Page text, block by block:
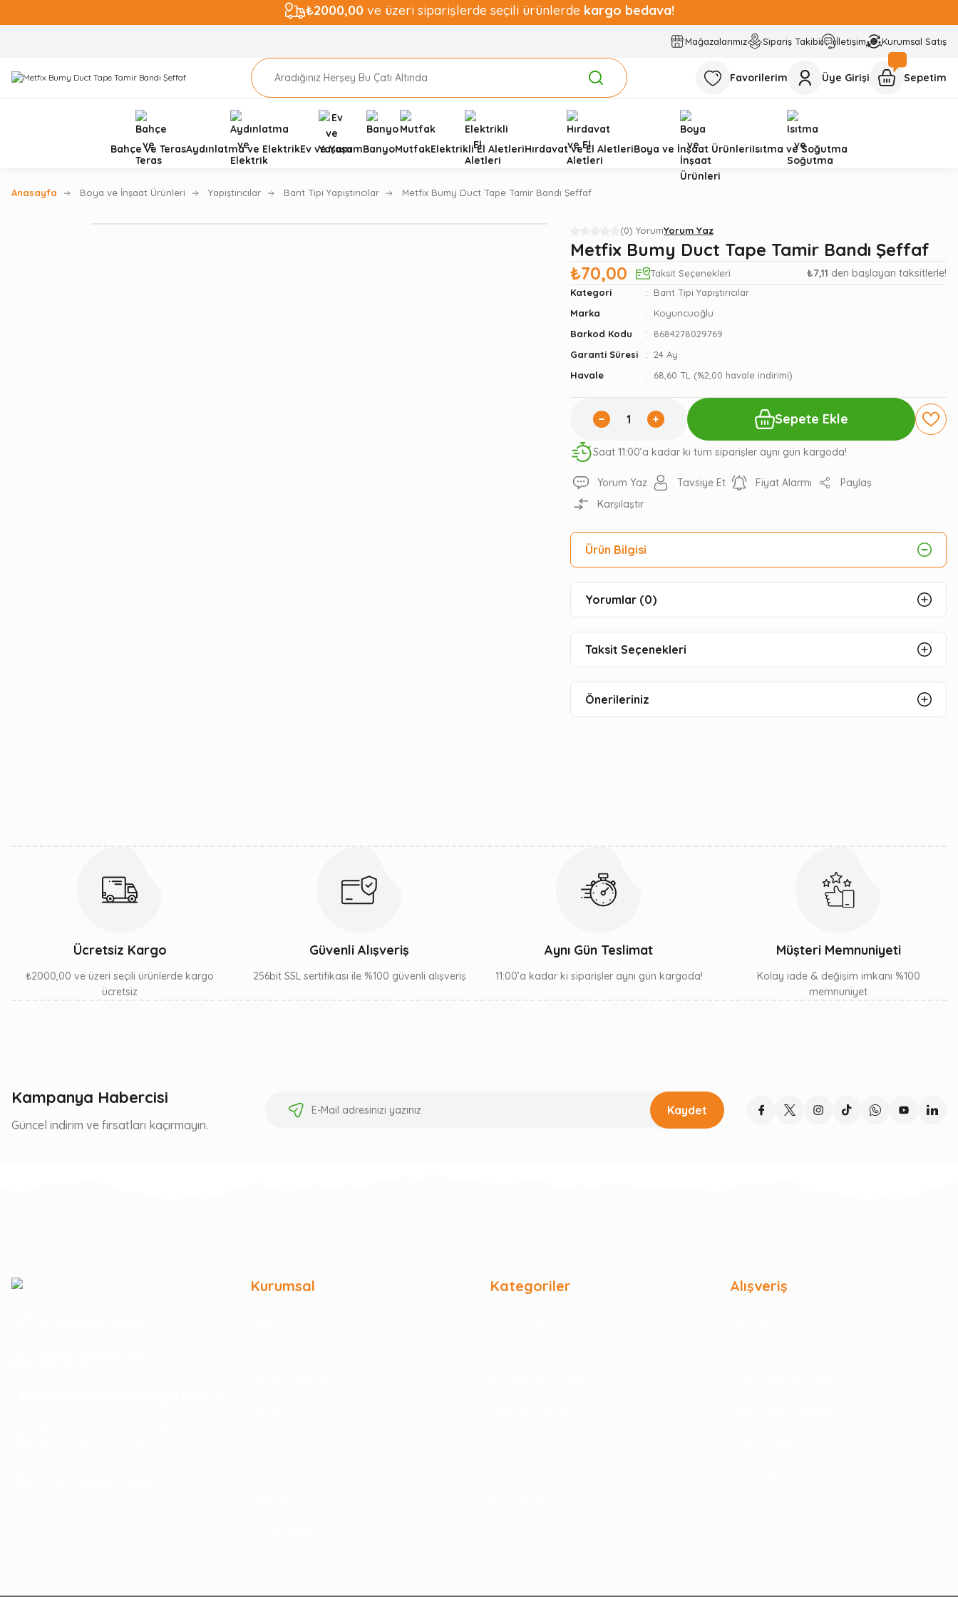
₺2000,00ve üzeri siparişlerde seçili ürünlerde kargo bedava!
Mağazalarımız Sipariş Takibi İletişim Kurumsal Satış
Favorilerim Üye Girişi Sepetim
Bahçe ve TerasAydınlatma ve ElektrikEv ve YaşamBanyoMutfakElektrikli El AletleriHırdavat ve El AletleriBoya ve İnşaat ÜrünleriIsıtma ve Soğutma
Anasayfa Boya ve İnşaat Ürünleri Yapıştırıcılar Bant Tipi Yapıştırıcılar Metfix Bumy Duct Tape Tamir Bandı Şeffaf
(0) YorumYorum Yaz
Metfix Bumy Duct Tape Tamir Bandı Şeffaf
₺70,00
Taksit Seçenekleri ₺7,11 den başlayan taksitlerle!
Kategori
Bant Tipi Yapıştırıcılar
Marka
Koyuncuoğlu
Barkod Kodu
8684278029769
Garanti Süresi
24 Ay
Havale
68,60 TL (%2,00 havale indirimi)
Sepete Ekle
Saat 11:00’a kadar ki tüm siparişler aynı gün kargoda!
Yorum Yaz Tavsiye Et Fiyat Alarmı
Paylaş
Karşılaştır
Ürün Bilgisi
Yorumlar (0)
Taksit Seçenekleri
Önerileriniz
Ücretsiz Kargo
₺2000,00 ve üzeri seçili ürünlerde kargo
ücretsiz
Güvenli Alışveriş
256bit SSL sertifikası ile %100 güvenli alışveriş
Aynı Gün Teslimat
11:00’a kadar ki siparişler aynı gün kargoda!
Müşteri Memnuniyeti
Kolay iade & değişim imkanı %100
memnuniyet
Kampanya Habercisi
Güncel indirim ve fırsatları kaçırmayın.
Kaydet
Kurumsal Kategoriler Alışveriş